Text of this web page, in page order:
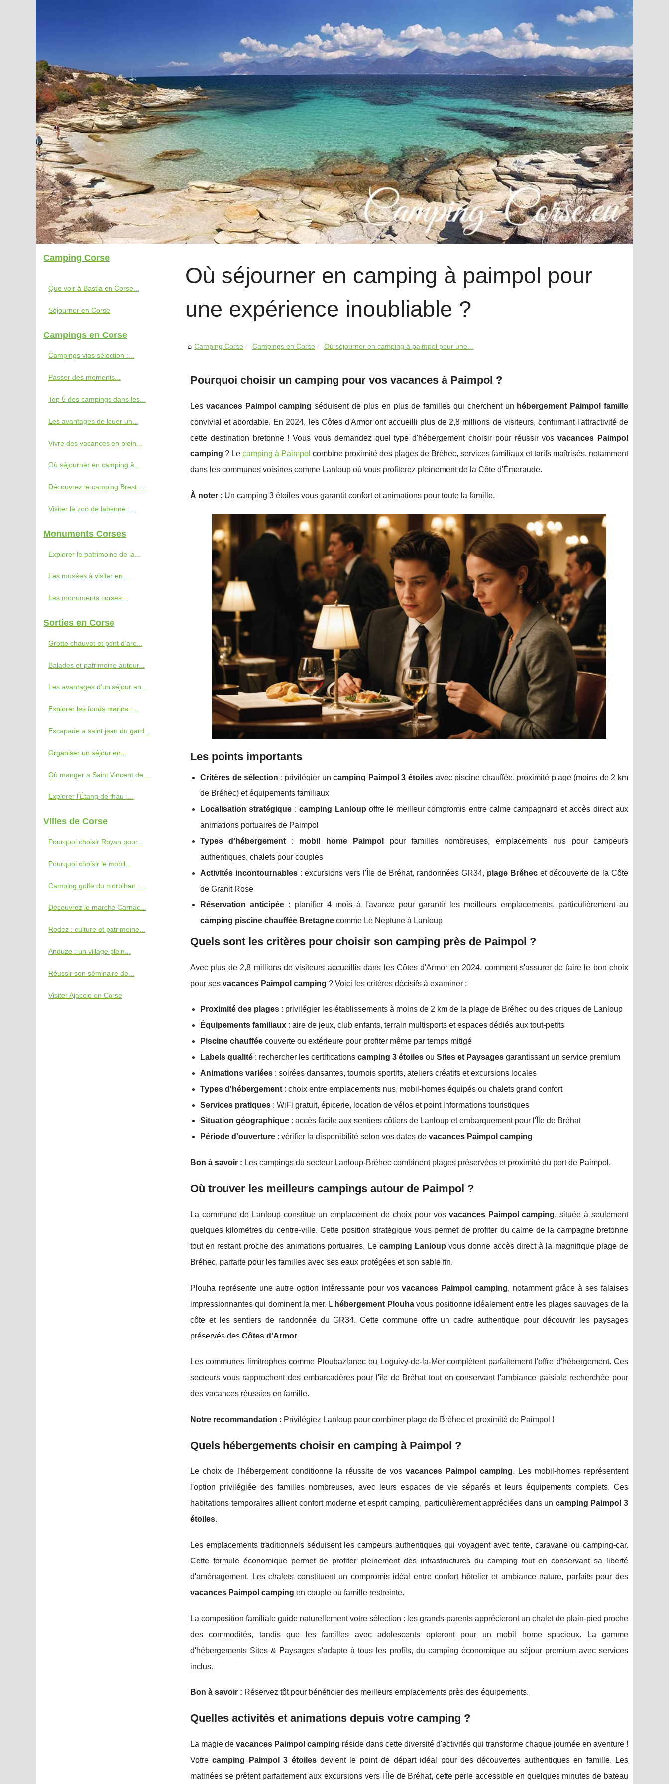
Où séjourner en camping à paimpol pour
une expérience inoubliable ?
Camping Corse Campings en Corse Où séjourner en camping à paimpol pour une...
Pourquoi choisir un camping pour vos vacances à Paimpol ?
Les vacances Paimpol camping séduisent de plus en plus de familles qui cherchent un hébergement Paimpol famille
convivial et abordable. En 2024, les Côtes d'Armor ont accueilli plus de 2,8 millions de visiteurs, confirmant l'attractivité de
cette destination bretonne ! Vous vous demandez quel type d'hébergement choisir pour réussir vosvacances Paimpol
camping ? Le camping à Paimpol combine proximité des plages de Bréhec, services familiaux et tarifs maîtrisés, notamment
dans les communes voisines comme Lanloup où vous profiterez pleinement de la Côte d'Émeraude.
À noter : Un camping 3 étoiles vous garantit confort et animations pour toute la famille.
Les points importants
Critères de sélection : privilégier uncamping Paimpol 3 étoiles avec piscine chauffée, proximité plage (moins de 2 km
de Bréhec) et équipements familiaux
Localisation stratégique :camping Lanloup offre le meilleur compromis entre calme campagnard et accès direct aux
animations portuaires de Paimpol
Types d'hébergement : mobil home Paimpol
pour familles nombreuses, emplacements nus pour campeurs
authentiques, chalets pour couples
Activités incontournables : excursions vers l'Île de Bréhat, randonnées GR34, plage Bréhec et découverte de la Côte
de Granit Rose
Réservation anticipée : planifier 4 mois à l'avance pour garantir les meilleurs emplacements, particulièrement au
camping piscine chauffée Bretagne comme Le Neptune à Lanloup
Quels sont les critères pour choisir son camping près de Paimpol ?
Avec plus de 2,8 millions de visiteurs accueillis dans les Côtes d'Armor en 2024, comment s'assurer de faire le bon choix
pour ses vacances Paimpol camping ? Voici les critères décisifs à examiner :
Proximité des plages : privilégier les établissements à moins de 2 km de la plage de Bréhec ou des criques de Lanloup
Équipements familiaux : aire de jeux, club enfants, terrain multisports et espaces dédiés aux tout-petits
Piscine chauffée couverte ou extérieure pour profiter même par temps mitigé
Labels qualité : rechercher les certifications camping 3 étoiles ou Sites et Paysages garantissant un service premium
Animations variées : soirées dansantes, tournois sportifs, ateliers créatifs et excursions locales
Types d'hébergement : choix entre emplacements nus, mobil-homes équipés ou chalets grand confort
Services pratiques : WiFi gratuit, épicerie, location de vélos et point informations touristiques
Situation géographique : accès facile aux sentiers côtiers de Lanloup et embarquement pour l'Île de Bréhat
Période d'ouverture : vérifier la disponibilité selon vos dates de vacances Paimpol camping
Bon à savoir : Les campings du secteur Lanloup-Bréhec combinent plages préservées et proximité du port de Paimpol.
Où trouver les meilleurs campings autour de Paimpol ?
La commune de Lanloup constitue un emplacement de choix pour vos vacances Paimpol camping, située à seulement
quelques kilomètres du centre-ville. Cette position stratégique vous permet de profiter du calme de la campagne bretonne
tout en restant proche des animations portuaires. Le camping Lanloup vous donne accès direct à la magnifique plage de
Bréhec, parfaite pour les familles avec ses eaux protégées et son sable fin.
Plouha représente une autre option intéressante pour vosvacances Paimpol camping, notamment grâce à ses falaises
impressionnantes qui dominent la mer. L'hébergement Plouhavous positionne idéalement entre les plages sauvages de la
côte et les sentiers de randonnée du GR34. Cette commune offre un cadre authentique pour découvrir les paysages
préservés des Côtes d'Armor.
Les communes limitrophes comme Ploubazlanec ou Loguivy-de-la-Mer complètent parfaitement l'offre d'hébergement. Ces
secteurs vous rapprochent des embarcadères pour l'île de Bréhat tout en conservant l'ambiance paisible recherchée pour
des vacances réussies en famille.
Notre recommandation : Privilégiez Lanloup pour combiner plage de Bréhec et proximité de Paimpol !
Quels hébergements choisir en camping à Paimpol ?
Le choix de l'hébergement conditionne la réussite de vos vacances Paimpol camping. Les mobil-homes représentent
l'option privilégiée des familles nombreuses, avec leurs espaces de vie séparés et leurs équipements complets. Ces
habitations temporaires allient confort moderne et esprit camping, particulièrement appréciées dans un camping Paimpol 3
étoiles.
Les emplacements traditionnels séduisent les campeurs authentiques qui voyagent avec tente, caravane ou camping-car.
Cette formule économique permet de profiter pleinement des infrastructures du camping tout en conservant sa liberté
d'aménagement. Les chalets constituent un compromis idéal entre confort hôtelier et ambiance nature, parfaits pour des
vacances Paimpol camping en couple ou famille restreinte.
La composition familiale guide naturellement votre sélection : les grands-parents apprécieront un chalet de plain-pied proche
des commodités, tandis que les familles avec adolescents opteront pour un mobil home spacieux. La gamme
d'hébergements Sites & Paysages s'adapte à tous les profils, du camping économique au séjour premium avec services
inclus.
Bon à savoir : Réservez tôt pour bénéficier des meilleurs emplacements près des équipements.
Quelles activités et animations depuis votre camping ?
La magie de vacances Paimpol camping réside dans cette diversité d'activités qui transforme chaque journée en aventure !
Votrecamping Paimpol 3 étoilesdevient le point de départ idéal pour des découvertes authentiques en famille. Les
matinées se prêtent parfaitement aux excursions vers l'Île de Bréhat, cette perle accessible en quelques minutes de bateau
Camping Corse
Que voir à Bastia en Corse...
Séjourner en Corse
Campings en Corse
Campings vias sélection :...
Passer des moments...
Top 5 des campings dans les...
Les avantages de louer un...
Vivre des vacances en plein...
Où séjourner en camping à...
Découvrez le camping Brest :...
Visiter le zoo de labenne :...
Monuments Corses
Explorer le patrimoine de la...
Les musées à visiter en...
Les monuments corses...
Sorties en Corse
Grotte chauvet et pont d'arc...
Balades et patrimoine autour...
Les avantages d'un séjour en...
Explorer les fonds marins :...
Escapade a saint jean du gard...
Organiser un séjour en...
Où manger a Saint Vincent de...
Explorer l'Étang de thau :...
Villes de Corse
Pourquoi choisir Royan pour...
Pourquoi choisir le mobil...
Camping golfe du morbihan :...
Découvrez le marché Carnac...
Rodez : culture et patrimoine...
Anduze : un village plein...
Réussir son séminaire de...
Visiter Ajaccio en Corse